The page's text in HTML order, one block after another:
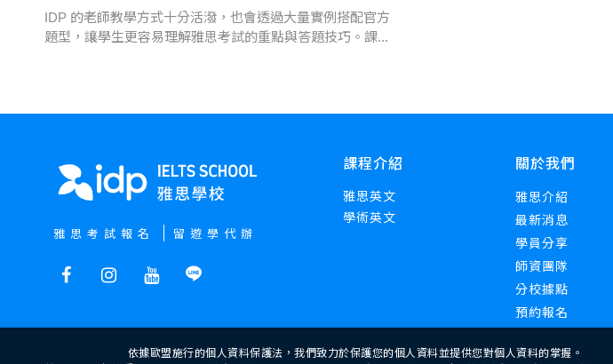
IDP 的老師教學方式十分活潑，也會透過大量實例搭配官方
題型，讓學生更容易理解雅思考試的重點與答題技巧。課...
雅思考試報名 留遊學代辦
課程介紹
雅思英文
學術英文
關於我們
雅思介紹
最新消息
學員分享
師資團隊
分校據點
預約報名
依據歐盟施行的個人資料保護法，我們致力於保護您的個人資料並提供您對個人資料的掌握。